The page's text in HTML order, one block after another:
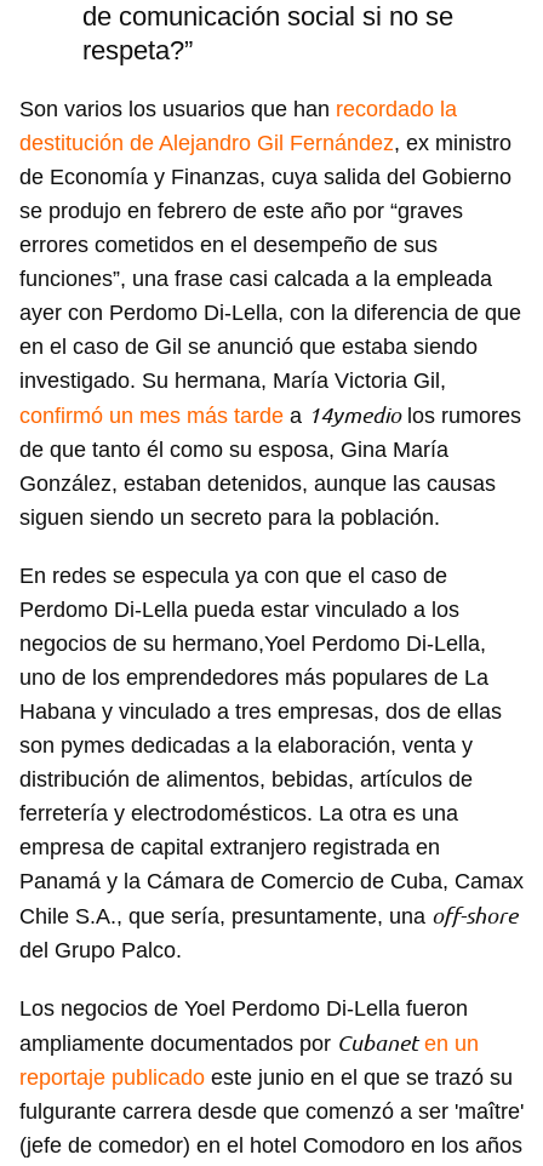
de comunicación social si no se
respeta?”
Son varios los usuarios que han recordado la
destitución de Alejandro Gil Fernández, ex ministro
de Economía y Finanzas, cuya salida del Gobierno
se produjo en febrero de este año por “graves
errores cometidos en el desempeño de sus
funciones”, una frase casi calcada a la empleada
ayer con Perdomo Di-Lella, con la diferencia de que
en el caso de Gil se anunció que estaba siendo
investigado. Su hermana, María Victoria Gil,
confirmó un mes más tarde a 14ymediolos rumores
de que tanto él como su esposa, Gina María
González, estaban detenidos, aunque las causas
siguen siendo un secreto para la población.
En redes se especula ya con que el caso de
Perdomo Di-Lella pueda estar vinculado a los
negocios de su hermano,Yoel Perdomo Di-Lella,
uno de los emprendedores más populares de La
Habana y vinculado a tres empresas, dos de ellas
son pymes dedicadas a la elaboración, venta y
distribución de alimentos, bebidas, artículos de
ferretería y electrodomésticos. La otra es una
empresa de capital extranjero registrada en
Panamá y la Cámara de Comercio de Cuba, Camax
Chile S.A., que sería, presuntamente, una off-shore
del Grupo Palco.
Los negocios de Yoel Perdomo Di-Lella fueron
ampliamente documentados por Cubanet en un
reportaje publicado este junio en el que se trazó su
fulgurante carrera desde que comenzó a ser 'maître'
(jefe de comedor) en el hotel Comodoro en los años